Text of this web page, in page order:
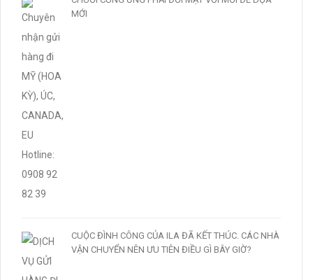
MỚI
CUỘC ĐÌNH CÔNG CỦA ILA ĐÃ KẾT THÚC. CÁC NHÀ
VẬN CHUYỂN NÊN ƯU TIÊN ĐIỀU GÌ BÂY GIỜ?